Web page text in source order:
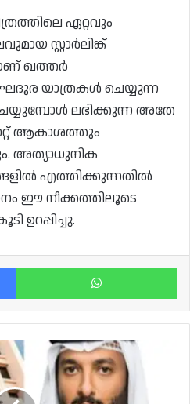
ഏറ്റവും
സ്റ്റാർലിങ്ക്
ഖത്തർ
യാത്രകൾ ചെയ്യുന്ന
ലഭിക്കുന്ന അതേ
ആകാശത്തും
അത്യാധുനിക
എത്തിക്കുന്നതിൽ
ഈ നീക്കത്തിലൂടെ
ഉറപ്പിച്ചു.
Facebook